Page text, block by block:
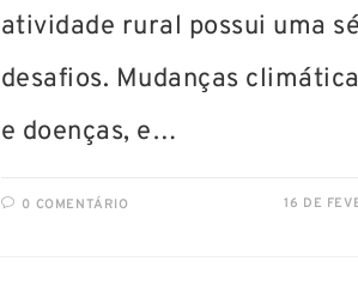
atividade rural possui uma
desafios. Mudanças
e doenças, e…
0 COMENTÁRIO 16 DE